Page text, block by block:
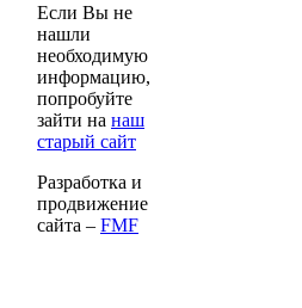
Если Вы не
нашли
необходимую
информацию,
попробуйте
зайти на наш
старый сайт
Разработка и
продвижение
сайта – FMF